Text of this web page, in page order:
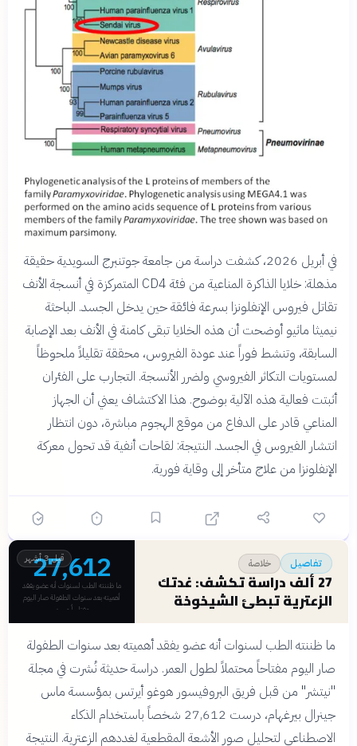
في أبريل 2026، كشفت دراسة من جامعة جوتنبرج السويدية حقيقة
مذهلة: خلايا الذاكرة المناعية من فئة CD4 المتمركزة في أنسجة الأنف
تقاتل فيروس الإنفلونزا بسرعة فائقة حين يدخل الجسد. الباحثة
نيميثا ماثيو أوضحت أن هذه الخلايا تبقى كامنة في الأنف بعد الإصابة
السابقة، وتنشط فوراً عند عودة الفيروس، محققة تقليلاً ملحوظاً
لمستويات التكاثر الفيروسي ولضرر الأنسجة. التجارب على الفئران
أثبتت فعالية هذه الآلية بوضوح. هذا الاكتشاف يعني أن الجهاز
المناعي قادر على الدفاع من موقع الهجوم مباشرة، دون انتظار
انتشار الفيروس في الجسد. النتيجة: لقاحات أنفية قد تحول معركة
الإنفلونزا من علاج متأخر إلى وقاية فورية.
تفاصيل خلاصة
27 ألف دراسة تكشف: غدتك
الزعترية تبطئ الشيخوخة
قبل 3 أشهر
27,612
ما ظننته الطب لسنوات أنه عضو يفقد
أهميته بعد سنوات الطفولة صار اليوم
مفتاحاً محت
ما ظننته الطب لسنوات أنه عضو يفقد أهميته بعد سنوات الطفولة
صار اليوم مفتاحاً محتملاً لطول العمر. دراسة حديثة نُشرت في مجلة
"نيتشر" من قبل فريق البروفيسور هوغو أيرتس بمؤسسة ماس
جينرال بيرغهام، درست 27,612 شخصاً باستخدام الذكاء
الاصطناعي لتحليل صور الأشعة المقطعية لغددهم الزعترية. النتيجة